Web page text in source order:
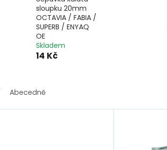
sloupku 20mm
OCTAVIA / FABIA /
SUPERB / ENYAQ
OE
Skladem
14 Kč
Abecedně